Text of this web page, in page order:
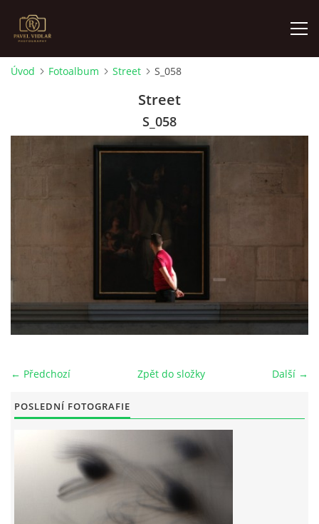
KONTAKT
© 2026 eStránky.cz
Úvod Fotoalbum Street S_058
Street
S_058
← Předchozí Další →
Zpět do složky
POSLEDNÍ FOTOGRAFIE